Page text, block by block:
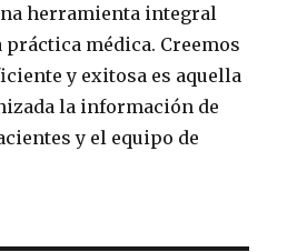
herramienta integral
médica. Creemos
y exitosa es aquella
la información de
y el equipo de